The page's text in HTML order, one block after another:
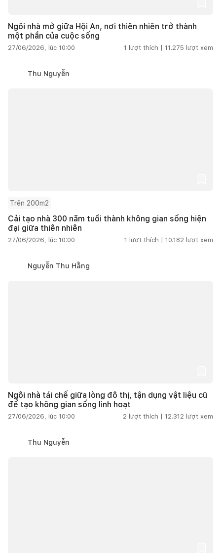
Ngôi nhà mở giữa Hội An, nơi thiên nhiên trở thành
một phần của cuộc sống
27/06/2026, lúc 10:00 1 lượt thích | 11.275 lượt xem
Thu Nguyễn
Trên 200m2
Cải tạo nhà 300 năm tuổi thành không gian sống hiện
đại giữa thiên nhiên
27/06/2026, lúc 10:00 1 lượt thích | 10.182 lượt xem
Nguyễn Thu Hằng
Ngôi nhà tái chế giữa lòng đô thị, tận dụng vật liệu cũ
để tạo không gian sống linh hoạt
27/06/2026, lúc 10:00 2 lượt thích | 12.312 lượt xem
Thu Nguyễn